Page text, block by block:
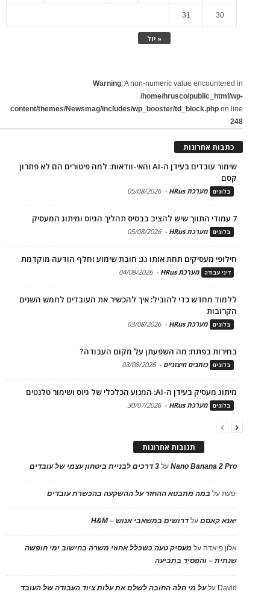
« יול
30
31
Warning: A non-numeric value encountered in
/home/hrusco/public_html/wp-
content/themes/Newsmag/includes/wp_booster/td_block.php on line
248
כתבות אחרונות
שימור עובדים בעידן ה-AI והאי-וודאות: למה פיטורים הם לא פתרון
קסם
בלוגים מערכת HRus -
05/08/2026
7 עמודי התווך שיש להציב בבסיס תהליך הגיוס ומיתוג המעסיק
בלוגים מערכת HRus -
05/08/2026
חילופי מעסיקים תחת אותו גג: חובת שימוע וחלף הודעה מוקדמת
דיני עבודה מערכת HRus -
04/08/2026
ללמוד מחדש כדי להוביל: איך להכשיר את העובדים לחמש השנים
הקרובות
בלוגים מערכת HRus -
03/08/2026
בחירות בפתח: מה השפעתן על מקום העבודה?
בלוגים כותבים חיצוניים -
03/08/2026
מיתוג מעסיק בעידן ה-AI: המנוע הכלכלי של גיוס ושימור טלנטים
בלוגים מערכת HRus -
30/07/2026
תגובות אחרונות
Nano Banana 2 Proעל 3 דרכים לבניית ביטחון עצמי של עובדים
יפעתעל במה מתבטא ההחזר על ההשקעה בהכשרת עובדים
יאנא קאסםעלדרושים במשאבי אנוש – H&M
אלון פיאדה על מעסיק טעה כשכלל אחוזי משרה בחישוב ימי חופשה
שנתית – והפסיד בתביעה
David עלעל מי חלה החובה לשלם את עלות ציוד העבודה של העובד